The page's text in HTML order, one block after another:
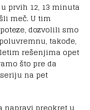
prvih 12, 13 minuta
meč. U tim
dozvolili smo
takođe,
rešenjima opet
što pre da
na pet